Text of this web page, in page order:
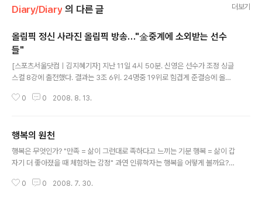
Diary/Diary 의 다른 글 더보기
올림픽 정신 사라진 올림픽 방송…"金중계에 소외받는 선수
들"
[스포츠서울닷컴ㅣ김지혜기자] 지난 11일 4시 50분. 신영은 선수가 조정 싱글
스컬 8강에 출전했다. 결과는 3조 6위. 24명중 19위로 힘겹게 준결승에 올랐
는 9-8판정승. 지난해 세계선수권대회 금메달리스트인 미국의 러시 워런을 상
피땀흘려 준비한 올림픽. 하지만 애초 메달권에서 먼 선수들은 그 흔한(?) 방송
카메라에 그림자 한번 잡히지 않았다. 이것이 바로 2008년 베이징 올림픽 방송
의 현실이다. 올림픽은 여전히 1등을 위한 잔치다. 물론 메달 색깔에 ..
0 0 2008. 8. 13.
행복의 원천
행복은 무엇인가? "만족 = 삶이 그런대로 족하다고 느끼는 기분 행복 = 삶이 갑
자기 더 좋아졌을 때 체험하는 감정" 과연 인류학자는 행복을 어떻게 볼까요?
보시기 바랍니다. 심리학자가 아니라 오랫동안 인류의 본성을 연구해 온 인류학
0 0 2008. 7. 30.